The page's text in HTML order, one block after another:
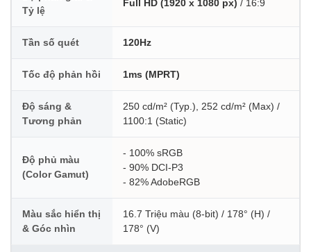
Tỷ lệ
Full HD (1920 x 1080 px) / 16:9
Tần số quét 120Hz
Tốc độ phản hồi 1ms (MPRT)
Độ sáng &
Tương phản
250 cd/m² (Typ.), 252 cd/m² (Max) /
1100:1 (Static)
Độ phủ màu
(Color Gamut)
- 100% sRGB
- 90% DCI-P3
- 82% AdobeRGB
Màu sắc hiển thị
& Góc nhìn
16.7 Triệu màu (8-bit) / 178° (H) /
178° (V)